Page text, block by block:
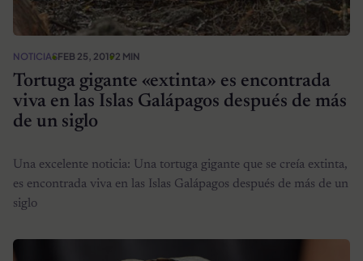
NOTICIASFEB 25, 20192 MIN
Tortuga gigante «extinta» es encontrada
viva en las Islas Galápagos después de más
de un siglo
Una excelente noticia: Una tortuga gigante que se creía extinta,
es encontrada viva en las Islas Galápagos después de más de un
siglo